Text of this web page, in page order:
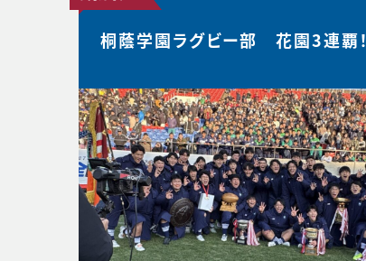
桐蔭学園ラグビー部 花園3連覇！